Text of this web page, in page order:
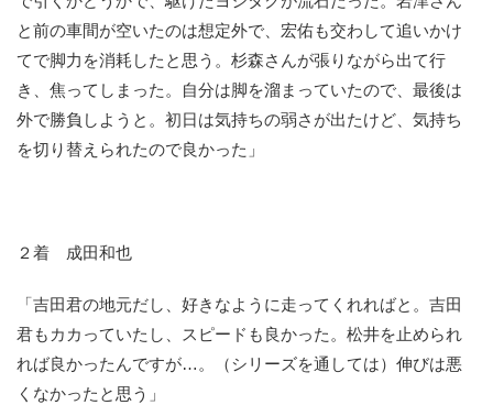
お問い合わせ
支払い方法、ポイント利用規約
車券は20歳になってから・のめり込む不安のある方のご相
談
と前の車間が空いたのは想定外で、宏佑も交わして追いかけ
てで脚力を消耗したと思う。杉森さんが張りながら出て行
き、焦ってしまった。自分は脚を溜まっていたので、最後は
外で勝負しようと。初日は気持ちの弱さが出たけど、気持ち
を切り替えられたので良かった」
２着 成田和也
「吉田君の地元だし、好きなように走ってくれればと。吉田
君もカカっていたし、スピードも良かった。松井を止められ
れば良かったんですが…。（シリーズを通しては）伸びは悪
くなかったと思う」